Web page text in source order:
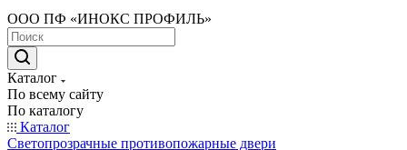
ООО ПФ «ИНОКС ПРОФИЛЬ»
Каталог
По всему сайту
По каталогу
Каталог
Светопрозрачные противопожарные двери